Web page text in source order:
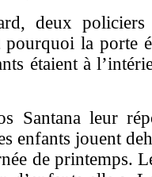
deux policiers
la porte
étaient à
Santana leur
enfants jouent
de printemps.